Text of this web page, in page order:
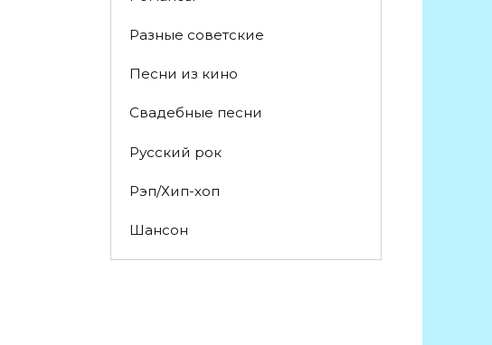
Разные советские
Песни из кино
Свадебные песни
Русский рок
Рэп/Хип-хоп
Шансон